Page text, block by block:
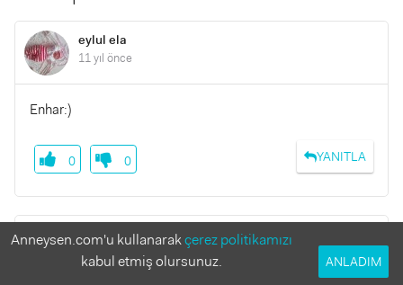
eylul ela
11 yıl önce
Enhar:)
YANITLA
0 0
hediyeyakup
11 yıl önce
Anneysen.com'u kullanarakçerez politikamızı
kabul etmiş olursunuz.
ANLADIM